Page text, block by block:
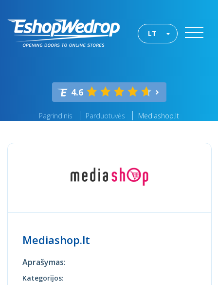
LT
4.6
Pagrindinis Parduotuvės Mediashop.lt
Mediashop.lt
Aprašymas:
Kategorijos: